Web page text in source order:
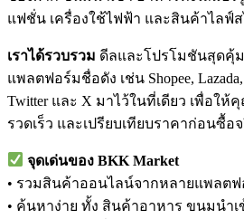
แฟชั่น เครื่องใช้ไฟฟ้า และสินค้าไลฟ์
เราได้รวบรวม ดีลและโปรโมชันสุดคุ้
แพลตฟอร์มชื่อดัง เช่น Shopee, Lazada,
Twitter และ X มาไว้ในที่เดียว เพื่อให้
รวดเร็ว และเปรียบเทียบราคาก่อนซื้อจ
จุดเด่นของ BKK Market
• รวมสินค้าออนไลน์จากหลายแพลตฟ
• ค้นหาง่าย ทั้ง สินค้าอาหาร ขนมนำเ